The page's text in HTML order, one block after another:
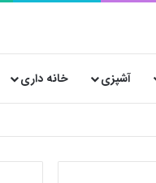
آشپزی خانه داری